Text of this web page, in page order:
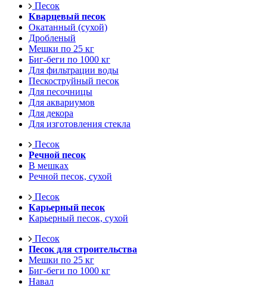
Песок
Кварцевый песок
Окатанный (сухой)
Дробленый
Мешки по 25 кг
Биг-беги по 1000 кг
Для фильтрации воды
Пескоструйный песок
Для песочницы
Для аквариумов
Для декора
Для изготовления стекла
Песок
Речной песок
В мешках
Речной песок, сухой
Песок
Карьерный песок
Карьерный песок, сухой
Песок
Песок для строительства
Мешки по 25 кг
Биг-беги по 1000 кг
Навал